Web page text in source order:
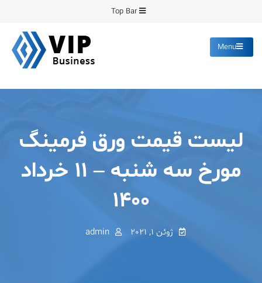
content
Top Bar
Menu
لیست قیمت ورق فرمینگ
مورخ سه شنبه – ۱۱ خرداد
۱۴۰۰
ژوئن 1, 2021 admin